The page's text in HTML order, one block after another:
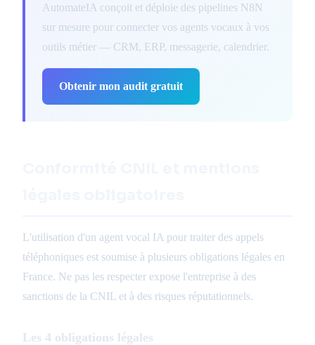
AutomateIA conçoit et déploie des pipelines N8N
sur mesure pour connecter vos agents vocaux à vos
outils métier — CRM, ERP, messagerie, calendrier.
Obtenir mon audit gratuit
L'utilisation d'un agent vocal IA pour traiter des appels
téléphoniques est soumise à plusieurs obligations légales en
France. Ne pas les respecter expose l'entreprise à des
sanctions de la CNIL et à des risques réputationnels.
Les 4 obligations légales